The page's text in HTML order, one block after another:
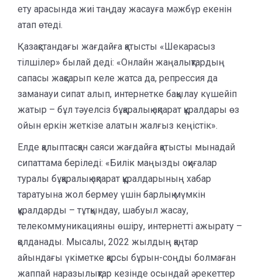
ету арасында жиі таңдау жасауға мәжбүр екенін
атап өтеді.
Қазақстандағы жағдайға қатысты «Шекарасыз
тілшілер» былай деді: «Онлайн жаңалықтардың
сапасы жақсарып келе жатса да, репрессия да
заманауи сипат алып, интернетке бақылау күшейіп
жатыр – бұл тәуелсіз бұқаралық ақпарат құралдары өз
ойын еркін жеткізе алатын жалғыз кеңістік».
Елде қалыптасқан саяси жағдайға қатысты мынадай
сипаттама беріледі: «Билік маңызды оқиғалар
туралы бұқаралық ақпарат құралдарының хабар
таратуына жол бермеу үшін барлық мүмкін
құралдарды – тұтқындау, шабуыл жасау,
телекоммуникацияны өшіру, интернетті ажырату –
қолданады. Мысалы, 2022 жылдың қаңтар
айындағы үкіметке қарсы бұрын-соңды болмаған
жаппай наразылықтар кезінде осындай әрекеттер